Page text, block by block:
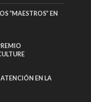
“MAESTROS” EN
EN LA